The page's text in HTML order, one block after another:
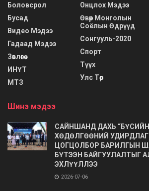
Боловсрол
Бусад
Видео Мэдээ
Гадаад Мэдээ
Зөвлөгөө
ИНҮТ
МТЗ
Онцлох Мэдээ
Өвөр Монголын
Соёлын Өдрүүд
Сонгууль-2020
Спорт
Түүх
Улс Төр
Шинэ мэдээ
САЙНШАНД ДАХЬ
ХӨДӨЛГӨӨНИЙ
ЦОГЦОЛБОР БАРИЛГЫН
БҮТЭЭН БАЙГУУЛАЛТЫГ
ЭХЛҮҮЛЛЭЭ
2026-07-06